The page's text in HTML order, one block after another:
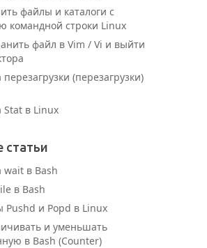
файлы и каталоги с
командной строки Linux
файл в Vim / Vi и выйти
(перезагрузки)
Stat в Linux
статьи
wait в Bash
в Bash
Pushd и Popd в Linux
и уменьшать
в Bash (Counter)